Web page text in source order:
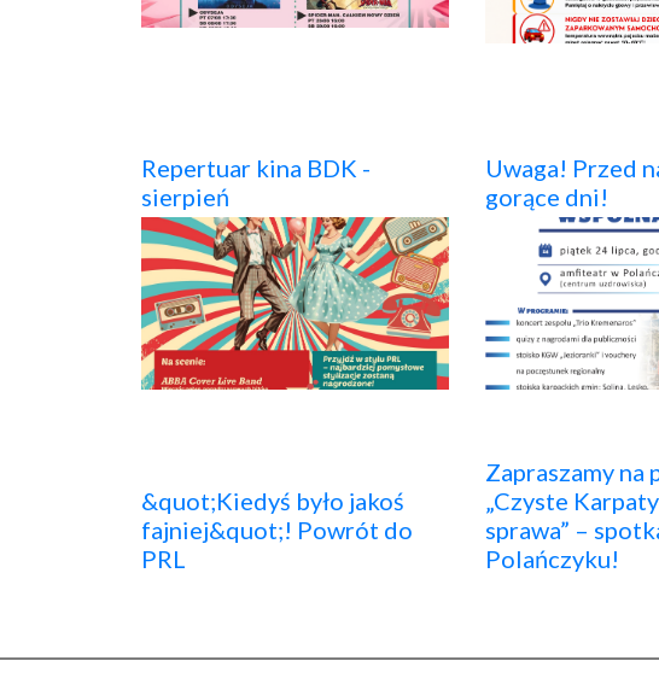
Repertuar kina BDK -
sierpień
Uwaga! Przed
gorące dni!
&quot;Kiedyś było jakoś
fajniej&quot;! Powrót do
PRL
Zapraszamy na
„Czyste
sprawa” –
Polańczyku!